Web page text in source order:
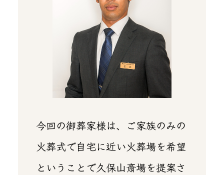
今回の御葬家様は、ご家族のみの
火葬式で自宅に近い火葬場を希望
ということで久保山斎場を提案さ